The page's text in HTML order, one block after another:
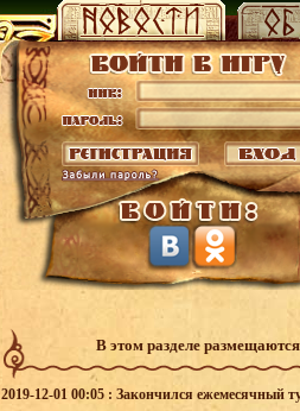
В этом разделе
2019-12-01 00:05 : Закончился ежемесячный